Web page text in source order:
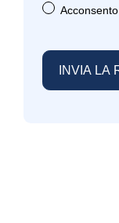
Acconsento